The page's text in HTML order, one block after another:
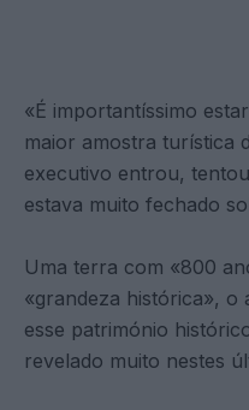
«É importantíssimo
maior amostra turística
executivo entrou,
estava muito fechado
Uma terra com «800
«grandeza histórica», o
esse património
revelado muito nestes